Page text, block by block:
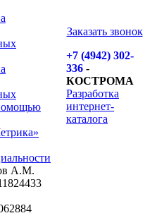
А.М.
Заказать звонок
+7 (4942) 302-
336 -
КОСТРОМА
Разработка
интернет-
каталога